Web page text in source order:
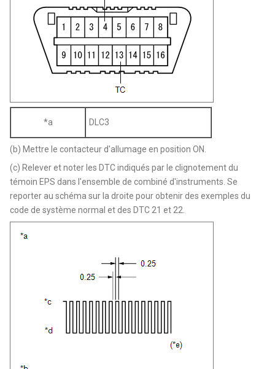
*a DLC3
(b) Mettre le contacteur d'allumage en position ON.
(c) Relever et noter les DTC indiqués par le clignotement du
témoin EPS dans l'ensemble de combiné d'instruments. Se
reporter au schéma sur la droite pour obtenir des exemples du
code de système normal et des DTC 21 et 22.